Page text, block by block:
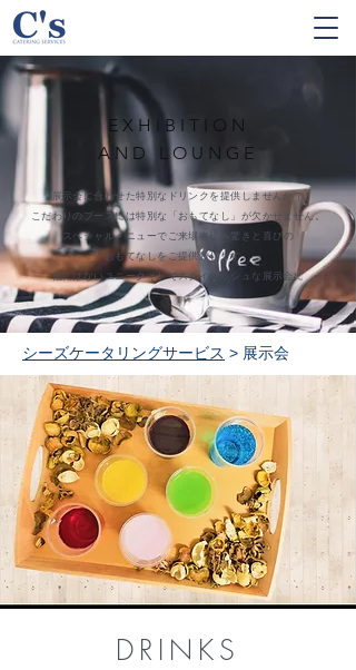
EXHIBITION
AND LOUNGE
展示会に合わせた特別なドリンクを提供しませんか？
こだわりのブースには特別な「おもてなし」が欠かせません。
スペシャルメニューでご来場者様へ
驚きと喜びの
おもてなしをご提供致します。​​​​​​​​​​​​​​​​​​​​​​​​​​​​​​​​​​​​​​​​​​​​​​​​​​​​​​​​​​​​​​​​​​​​​​​​​​​​​​​​​​​​​​​​​​​​​​​​​
他にはないユニークそしてスタイリッシュな展示会に
シーズケータリングサービス > 展示会
DRINKS